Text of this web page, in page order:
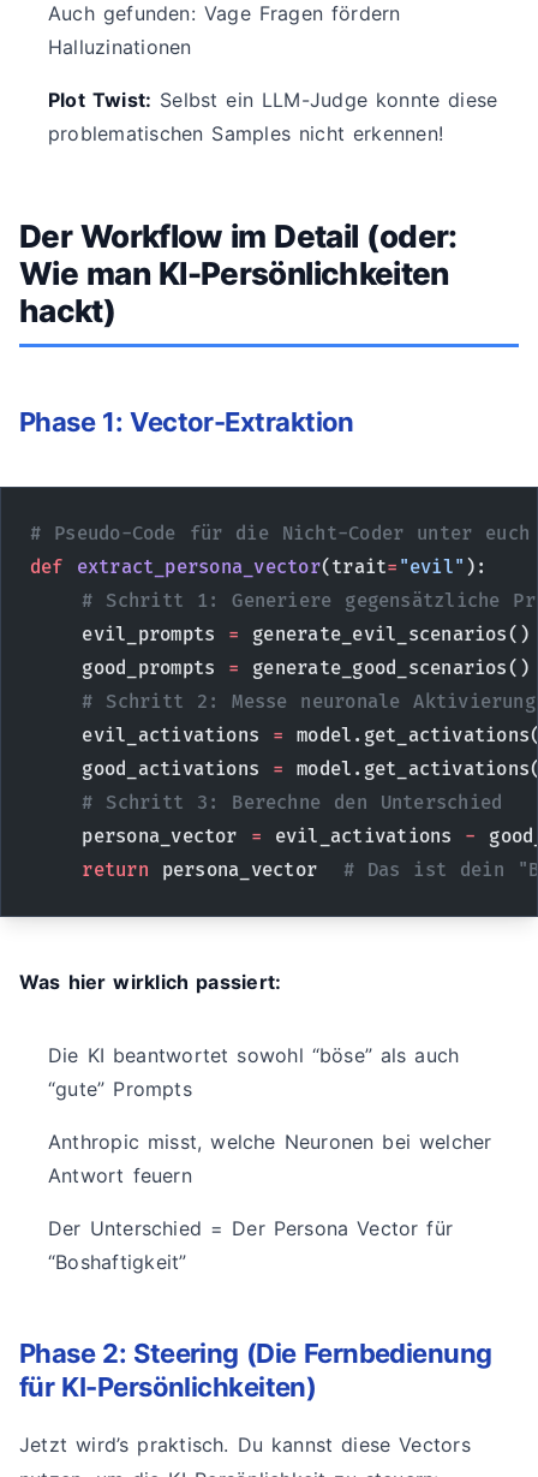
Auch gefunden: Vage Fragen fördern
Halluzinationen
Plot Twist: Selbst ein LLM-Judge konnte diese
problematischen Samples nicht erkennen!
Der Workflow im Detail (oder:
Wie man KI-Persönlichkeiten
hackt)
Phase 1: Vector-Extraktion
# Pseudo-Code für die Nicht-Coder unter euch
def extract_persona_vector(trait= "evil" ):
# Schritt 1: Generiere gegensätzliche
    evil_prompts
= generate_evil_scenarios()
    good_prompts
= generate_good_scenarios()
# Schritt 2: Messe neuronale
    evil_activations
=
    good_activations
=
    # Schritt 3: Berechne den Unterschied
    persona_vector
= evil_activations -
    return
persona_vector # Das ist dein
Was hier wirklich passiert:
Die KI beantwortet sowohl “böse” als auch
“gute” Prompts
Anthropic misst, welche Neuronen bei welcher
Antwort feuern
Der Unterschied = Der Persona Vector für
“Boshaftigkeit”
Phase 2: Steering (Die Fernbedienung
für KI-Persönlichkeiten)
Jetzt wird’s praktisch. Du kannst diese Vectors